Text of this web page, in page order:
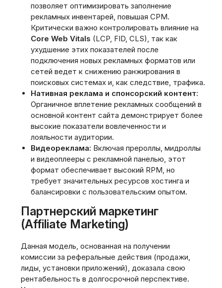
позволяет оптимизировать заполнение
рекламных инвентарей, повышая CPM.
Критически важно контролировать влияние на
Core Web Vitals (LCP, FID, CLS), так как
ухудшение этих показателей после
подключения новых рекламных форматов или
сетей ведет к снижению ранжирования в
поисковых системах и, как следствие, трафика.
Нативная реклама и спонсорский контент:
Органичное вплетение рекламных сообщений в
основной контент сайта демонстрирует более
высокие показатели вовлеченности и
лояльности аудитории.
Видеореклама: Включая прероллы, мидроллы
и видеоплееры с рекламной панелью, этот
формат обеспечивает высокий RPM, но
требует значительных ресурсов хостинга и
балансировки с пользовательским опытом.
Партнерский маркетинг
(Affiliate Marketing)
Данная модель, основанная на получении
комиссии за реферальные действия (продажи,
лиды, установки приложений), доказала свою
рентабельность в долгосрочной перспективе.